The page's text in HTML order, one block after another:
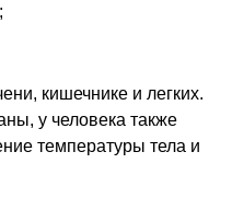
кишечнике и легких.
у человека также
температуры тела и